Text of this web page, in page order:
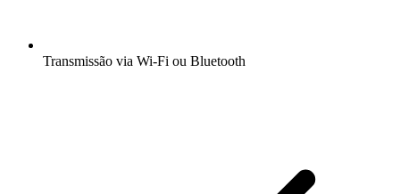
Transmissão via Wi-Fi ou Bluetooth